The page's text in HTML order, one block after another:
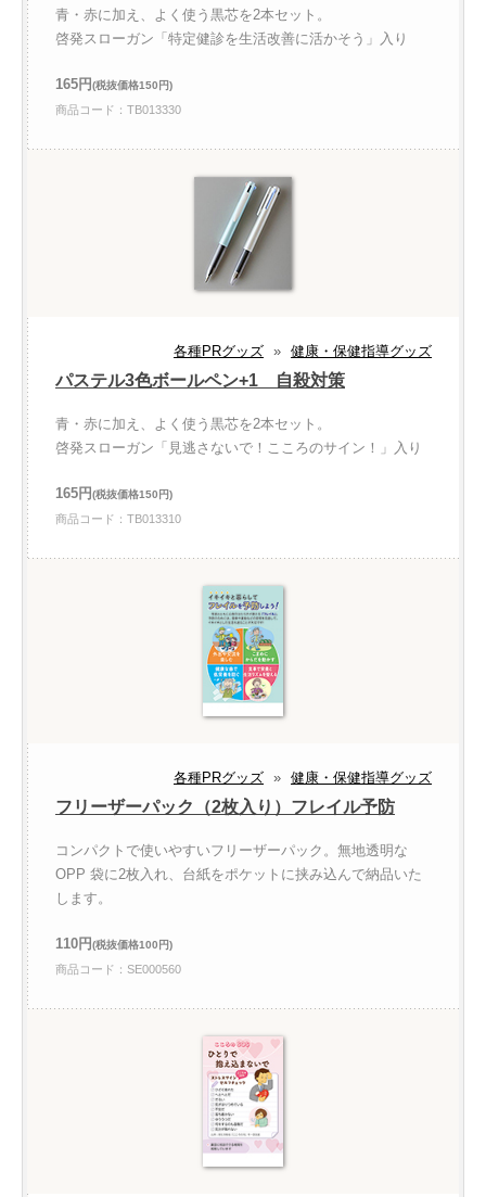
青・赤に加え、よく使う黒芯を2本セット。
啓発スローガン「特定健診を生活改善に活かそう」入り
165円(税抜価格150円)
商品コード：TB013330
各種PRグッズ » 健康・保健指導グッズ
パステル3色ボールペン+1 自殺対策
青・赤に加え、よく使う黒芯を2本セット。
啓発スローガン「見逃さないで！こころのサイン！」入り
165円(税抜価格150円)
商品コード：TB013310
各種PRグッズ » 健康・保健指導グッズ
フリーザーパック（2枚入り）フレイル予防
コンパクトで使いやすいフリーザーパック。無地透明な
OPP 袋に2枚入れ、台紙をポケットに挟み込んで納品いた
します。
110円(税抜価格100円)
商品コード：SE000560